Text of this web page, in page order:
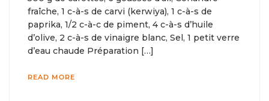
fraîche, 1 c-à-s de carvi (kerwiya), 1 c-à-s de
paprika, 1/2 c-à-c de piment, 4 c-à-s d’huile
d’olive, 2 c-à-s de vinaigre blanc, Sel, 1 petit verre
d’eau chaude Préparation […]
READ MORE